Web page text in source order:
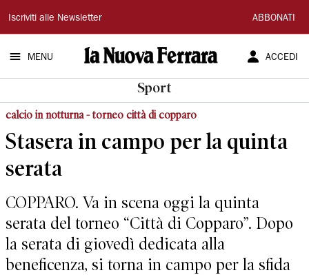
La
Nuova
Ferrara
Iscriviti alle Newsletter ABBONATI
MENU ACCEDI
Sport
calcio in notturna - torneo città di copparo
Stasera in campo per la quinta
serata
COPPARO. Va in scena oggi la quinta
serata del torneo “Città di Copparo”. Dopo
la serata di giovedì dedicata alla
beneficenza, si torna in campo per la sfida